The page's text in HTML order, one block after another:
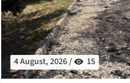
4 August, 2026 / 15